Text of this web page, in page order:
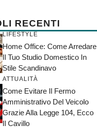
RECENTI
LIFESTYLE
Home Office: Come Arredare
Il Tuo Studio Domestico In
Stile Scandinavo
ATTUALITÀ
Come Evitare Il Fermo
Amministrativo Del Veicolo
Grazie Alla Legge 104, Ecco
Il Cavillo